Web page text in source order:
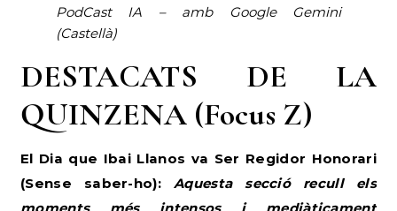
PodCast IA – amb Google Gemini
(Castellà)
DESTACATS DE LA
QUINZENA (Focus Z)
El Dia que Ibai Llanos va Ser Regidor Honorari
(Sense saber-ho):
Aquesta secció recull els